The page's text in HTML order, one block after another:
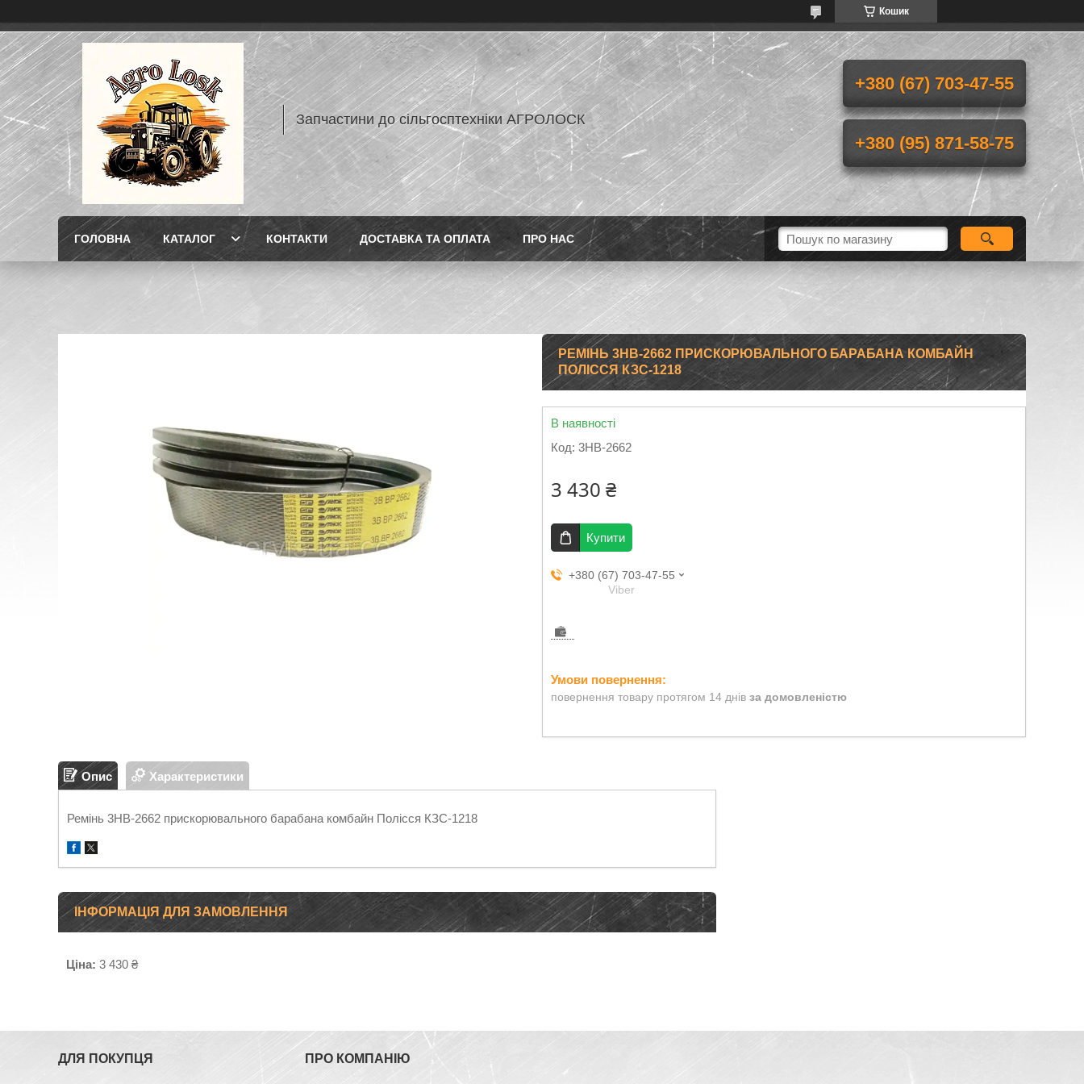
Кошик
Запчастини до сільгосптехніки АГРОЛОСК
+380 (67) 703-47-55
+380 (95) 871-58-75
ГОЛОВНА КАТАЛОГ КОНТАКТИ ДОСТАВКА ТА ОПЛАТА ПРО НАС
РЕМІНЬ 3НВ-2662 ПРИСКОРЮВАЛЬНОГО БАРАБАНА КОМБАЙН
ПОЛІССЯ КЗС-1218
В наявності
Код: 3НВ-2662
3 430 ₴
Купити
+380 (67) 703-47-55
Viber
повернення товару протягом 14 днів за домовленістю
Опис Характеристики
Ремінь 3НВ-2662 прискорювального барабана комбайн Полісся КЗС-1218
ІНФОРМАЦІЯ ДЛЯ ЗАМОВЛЕННЯ
Ціна: 3 430 ₴
ДЛЯ ПОКУПЦЯ ПРО КОМПАНІЮ